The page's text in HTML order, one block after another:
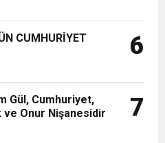
CUMHURİYET
6
Gül, Cumhuriyet,
Onur Nişanesidir
7